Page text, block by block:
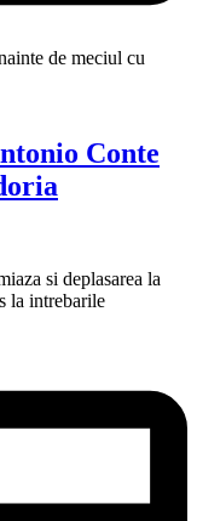
Conte
si deplasarea la
la intrebarile